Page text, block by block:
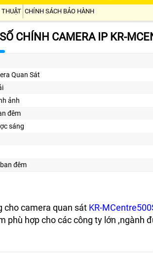
THUẬT CHÍNH SÁCH BẢO HÀNH
CHÍNH CAMERA IP KR-
Quan Sát
ảnh
đêm
sáng
đêm
cho camera quan sát KR-
phù hợp cho các công ty lớn ,ngành